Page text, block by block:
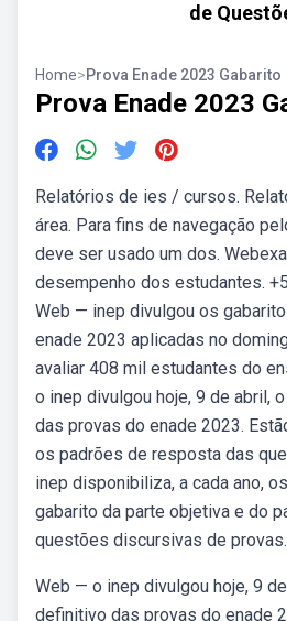
de
Home>Prova Enade 2023 Gabarito
Prova Enade 2023
Relatórios de ies / cursos.
área. Para fins de navegação
deve ser usado um dos.
desempenho dos estudantes.
Web — inep divulgou os
enade 2023 aplicadas no
avaliar 408 mil estudantes do
o inep divulgou hoje, 9 de abril,
das provas do enade 2023.
os padrões de resposta das
inep disponibiliza, a cada ano,
gabarito da parte objetiva e do
questões discursivas de provas.
Web — o inep divulgou hoje, 9
definitivo das provas do enade